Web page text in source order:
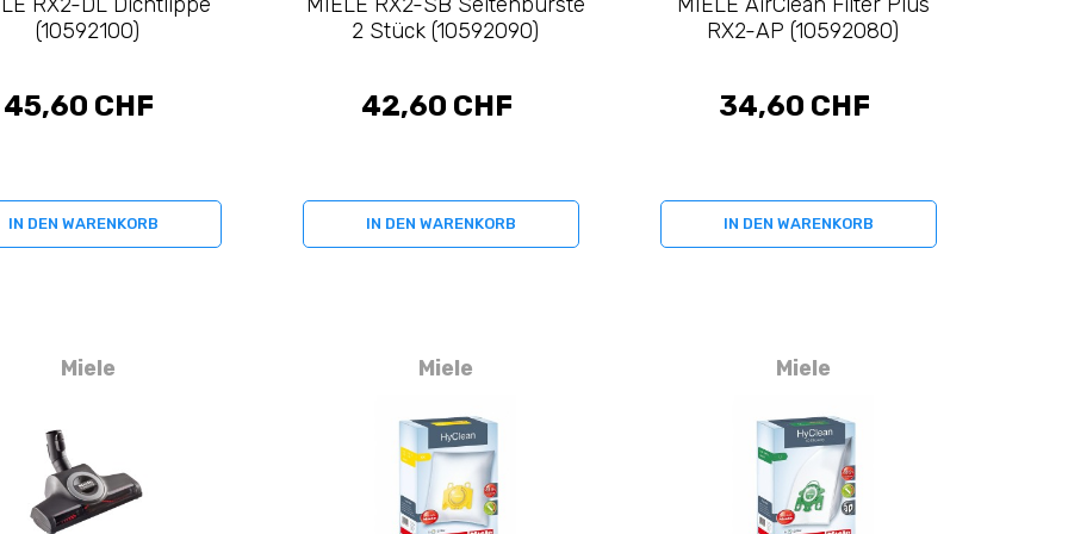
(10592100)
45,60 CHF
IN DEN WARENKORB
2 Stück (10592090)
42,60 CHF
IN DEN WARENKORB
RX2-AP (10592080)
34,60 CHF
IN DEN WARENKORB
Miele Miele Miele